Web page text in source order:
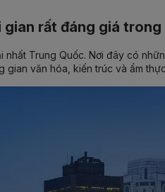
rất đáng giá
Trung Quốc. Nơi đây có
gian văn hóa, kiến trúc và ẩm